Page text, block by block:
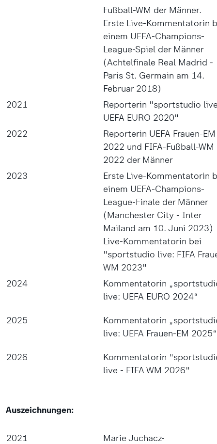
Fußball-WM der Männer.
Erste Live-Kommentatorin
einem UEFA-Champions-
League-Spiel der Männer
(Achtelfinale Real Madrid -
Paris St. Germain am 14.
Februar 2018)
2021
Reporterin "sportstudio
UEFA EURO 2020"
2022
Reporterin UEFA Frauen-EM
2022 und FIFA-Fußball-WM
2022 der Männer
2023
Erste Live-Kommentatorin
einem UEFA-Champions-
League-Finale der Männer
(Manchester City - Inter
Mailand am 10. Juni 2023)
Live-Kommentatorin bei
"sportstudio live: FIFA
WM 2023"
2024
Kommentatorin
live: UEFA EURO 2024“
2025
Kommentatorin
live: UEFA Frauen-EM 2025“
2026
Kommentatorin
live - FIFA WM 2026"
Auszeichnungen:
2021
Marie Juchacz-